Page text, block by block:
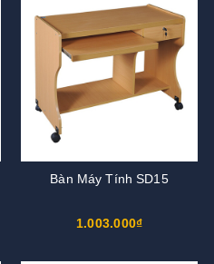
Bàn Máy Tính SD15
1.003.000₫